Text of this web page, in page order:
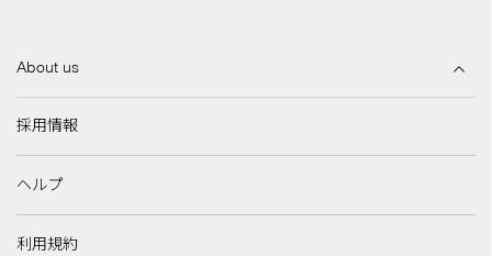
About us
採用情報
ヘルプ
利用規約